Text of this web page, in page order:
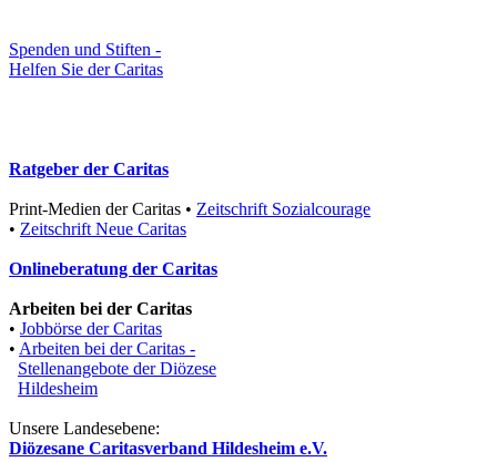
Spenden und Stiften -
Helfen Sie der Caritas
Ratgeber der Caritas
Print-Medien der Caritas • Zeitschrift Sozialcourage
• Zeitschrift Neue Caritas
Onlineberatung der Caritas
Arbeiten bei der Caritas
• Jobbörse der Caritas
• Arbeiten bei der Caritas -
Stellenangebote der Diözese
Hildesheim
Unsere Landesebene:
Diözesane Caritasverband Hildesheim e.V.